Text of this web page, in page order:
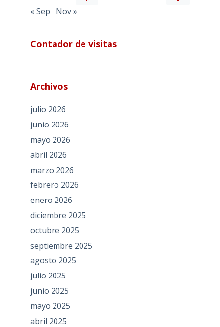
« Sep Nov »
Contador de visitas
Archivos
julio 2026
junio 2026
mayo 2026
abril 2026
marzo 2026
febrero 2026
enero 2026
diciembre 2025
octubre 2025
septiembre 2025
agosto 2025
julio 2025
junio 2025
mayo 2025
abril 2025